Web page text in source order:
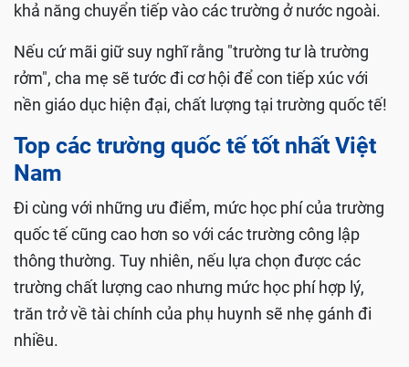
khả năng chuyển tiếp vào các trường ở nước ngoài.
Nếu cứ mãi giữ suy nghĩ rằng "trường tư là trường
rởm", cha mẹ sẽ tước đi cơ hội để con tiếp xúc với
nền giáo dục hiện đại, chất lượng tại trường quốc tế!
Top các trường quốc tế tốt nhất Việt
Nam
Đi cùng với những ưu điểm, mức học phí của trường
quốc tế cũng cao hơn so với các trường công lập
thông thường. Tuy nhiên, nếu lựa chọn được các
trường chất lượng cao nhưng mức học phí hợp lý,
trăn trở về tài chính của phụ huynh sẽ nhẹ gánh đi
nhiều.